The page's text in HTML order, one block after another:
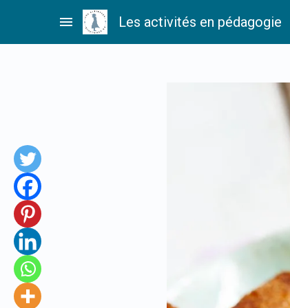
menu Les activités en pédagogie